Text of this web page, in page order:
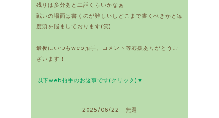
残りは多分あと二話くらいかなぁ
戦いの場面は書くのが難しいしどこまで書くべきかと毎
度頭を悩ましております(笑)
最後にいつもweb拍手、コメント等応援ありがとうご
ざいます！
以下web拍手のお返事です(クリック)▼
2025/06/22 - 無題